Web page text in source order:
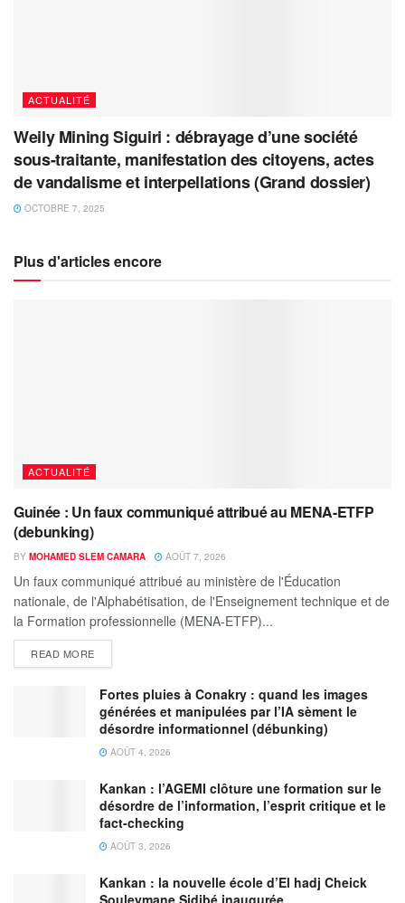
ACTUALITÉ
Weily Mining Siguiri : débrayage d’une société
sous-traitante, manifestation des citoyens, actes
de vandalisme et interpellations (Grand dossier)
OCTOBRE 7, 2025
Plus d'articles encore
ACTUALITÉ
Guinée : Un faux communiqué attribué au MENA-ETFP
(debunking)
BY MOHAMED SLEM CAMARA AOÛT 7, 2026
Un faux communiqué attribué au ministère de l'Éducation
nationale, de l'Alphabétisation, de l'Enseignement technique et de
la Formation professionnelle (MENA-ETFP)...
READ MORE
Fortes pluies à Conakry : quand les images
générées et manipulées par l’IA sèment le
désordre informationnel (débunking)
AOÛT 4, 2026
Kankan : l’AGEMI clôture une formation sur le
désordre de l’information, l’esprit critique et le
fact-checking
AOÛT 3, 2026
Kankan : la nouvelle école d’El hadj Cheick